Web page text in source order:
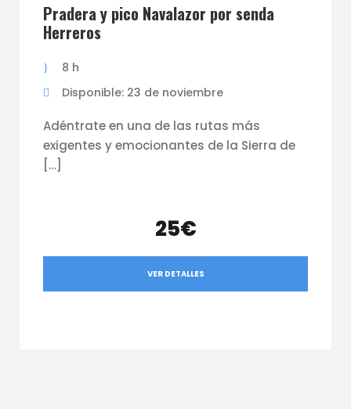
Pradera y pico Navalazor por senda
Herreros
8 h
Disponible: 23 de noviembre
Adéntrate en una de las rutas más
exigentes y emocionantes de la Sierra de
[…]
25€
VER DETALLES